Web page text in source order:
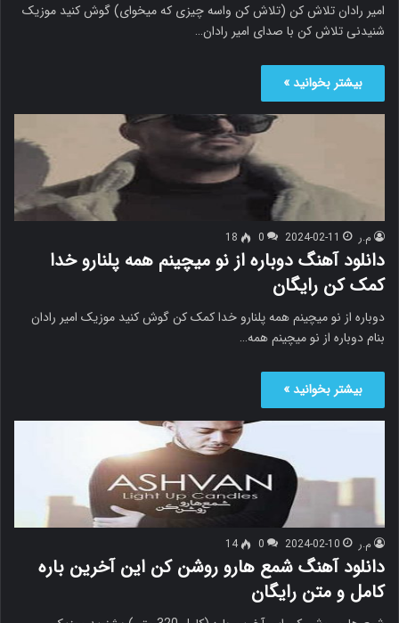
امیر رادان تلاش کن (تلاش کن واسه چیزی که میخوای) گوش کنید موزیک
شنیدنی تلاش کن با صدای امیر رادان…
بیشتر بخوانید »
م.ر 2024-02-11
0
18
دانلود آهنگ دوباره از نو میچینم همه پلنارو خدا
کمک کن رایگان
دوباره از نو میچینم همه پلنارو خدا کمک کن گوش کنید موزیک امیر رادان
بنام دوباره از نو میچینم همه…
بیشتر بخوانید »
م.ر 2024-02-10
0
14
دانلود آهنگ شمع هارو روشن کن این آخرین باره
کامل و متن رایگان